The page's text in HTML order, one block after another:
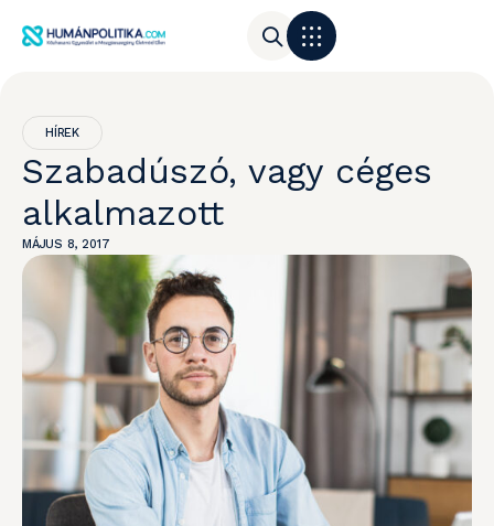
HÍREK
Szabadúszó, vagy céges
alkalmazott
MÁJUS 8, 2017